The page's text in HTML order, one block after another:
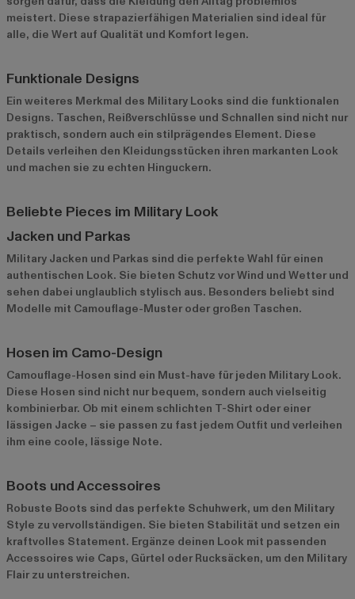
meistert. Diese strapazierfähigen Materialien sind ideal für
alle, die Wert auf Qualität und Komfort legen.
Funktionale Designs
Ein weiteres Merkmal des Military Looks sind die funktionalen
Designs. Taschen, Reißverschlüsse und Schnallen sind nicht nur
praktisch, sondern auch ein stilprägendes Element. Diese
Details verleihen den Kleidungsstücken ihren markanten Look
und machen sie zu echten Hinguckern.
Beliebte Pieces im Military Look
Jacken und Parkas
Military Jacken und Parkas sind die perfekte Wahl für einen
authentischen Look. Sie bieten Schutz vor Wind und Wetter und
sehen dabei unglaublich stylisch aus. Besonders beliebt sind
Modelle mit Camouflage-Muster oder großen Taschen.
Hosen im Camo-Design
Camouflage-Hosen sind ein Must-have für jeden Military Look.
Diese Hosen sind nicht nur bequem, sondern auch vielseitig
kombinierbar. Ob mit einem schlichten T-Shirt oder einer
lässigen Jacke – sie passen zu fast jedem Outfit und verleihen
ihm eine coole, lässige Note.
Boots und Accessoires
Robuste Boots sind das perfekte Schuhwerk, um den Military
Style zu vervollständigen. Sie bieten Stabilität und setzen ein
kraftvolles Statement. Ergänze deinen Look mit passenden
Accessoires wie Caps, Gürtel oder Rucksäcken, um den Military
Flair zu unterstreichen.